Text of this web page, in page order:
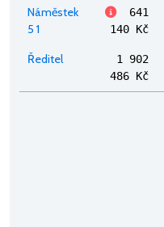
Náměstek
5 1
641
140 Kč
Ředitel
1 902
486 Kč